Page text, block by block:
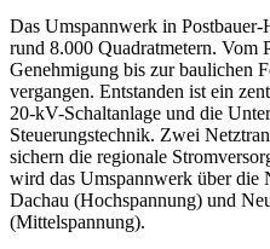
Das Umspannwerk in
rund 8.000 Quadratmetern. Vom
Genehmigung bis zur baulichen
vergangen. Entstanden ist ein
20-kV-Schaltanlage und die
Steuerungstechnik. Zwei
sichern die regionale
wird das Umspannwerk über die
Dachau (Hochspannung) und
(Mittelspannung).